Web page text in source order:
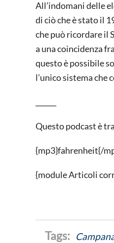
All’indomani delle
di ciò che è stato il
che può ricordare il
a una coincidenza
questo è possibile
l’unico sistema che
Questo podcast è
{mp3}fahrenheit{/
{module Articoli